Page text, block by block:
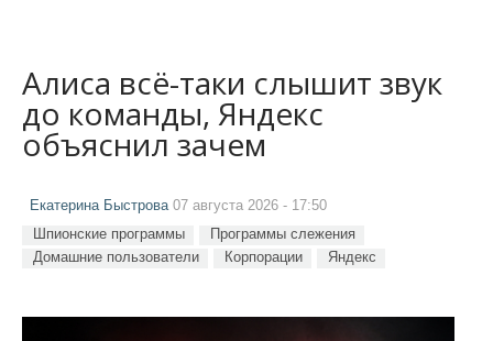
Алиса всё-таки слышит звук
до команды, Яндекс
объяснил зачем
Екатерина Быстрова 07 августа 2026 - 17:50
Шпионские программы
Программы слежения
Домашние пользователи
Корпорации Яндекс